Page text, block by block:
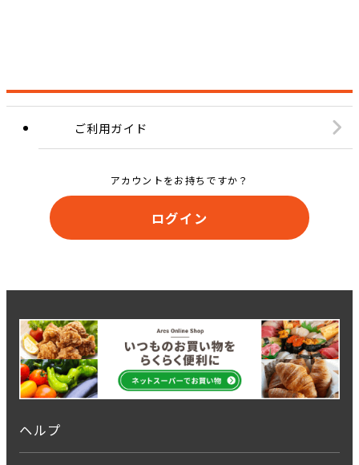
ご利用ガイド
アカウントをお持ちですか？
ログイン
ヘルプ